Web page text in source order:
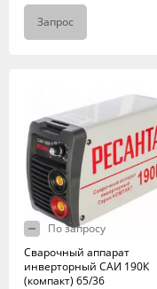
Запрос
По запросу
Сварочный аппарат
инверторный САИ 190К
(компакт) 65/36